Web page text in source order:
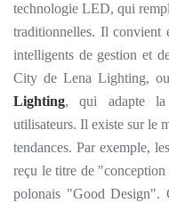
technologie LED, qui
traditionnelles. Il convient
intelligents de gestion et
City de Lena Lighting,
Lighting, qui adapte la
utilisateurs. Il existe sur le
tendances. Par exemple,
reçu le titre de
polonais "Good Design".